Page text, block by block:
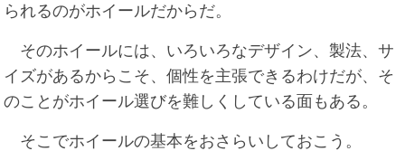
られるのがホイールだからだ。
そのホイールには、いろいろなデザイン、製法、サ
イズがあるからこそ、個性を主張できるわけだが、そ
のことがホイール選びを難しくしている面もある。
そこでホイールの基本をおさらいしておこう。